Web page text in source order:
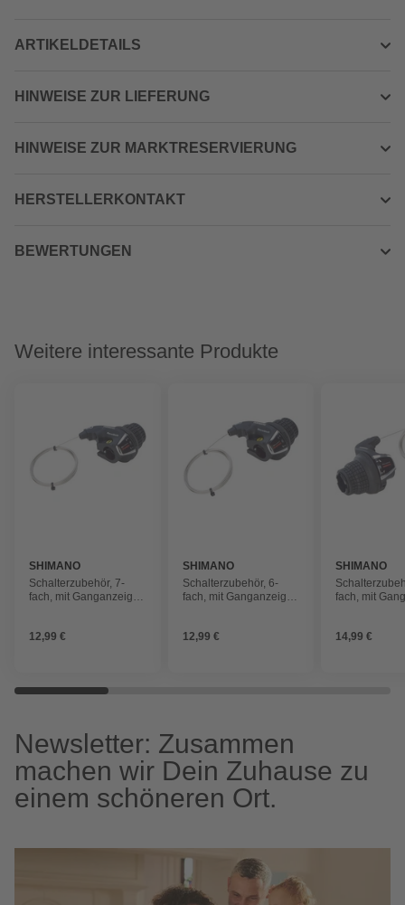
ARTIKELDETAILS
HINWEISE ZUR LIEFERUNG
HINWEISE ZUR MARKTRESERVIERUNG
HERSTELLERKONTAKT
BEWERTUNGEN
Weitere interessante Produkte
SHIMANO
Schalterzubehör, 7-
fach, mit Ganganzeige,
12,99 €
SHIMANO
Schalterzubehör, 6-
fach, mit Ganganzeige,
12,99 €
SHIMANO
fach, mit
14,99 €
Newsletter: Zusammen
machen wir Dein Zuhause zu
einem schöneren Ort.